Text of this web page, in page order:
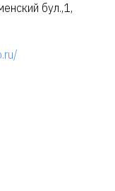
бул.,1,